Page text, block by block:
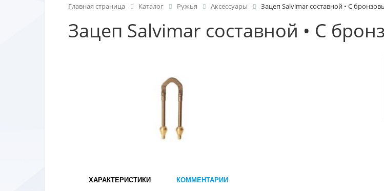
Главная страница Каталог Ружья Аксессуары Зацеп Salvimar составной • С
Зацеп Salvimar составной • С
ХАРАКТЕРИСТИКИ КОММЕНТАРИИ